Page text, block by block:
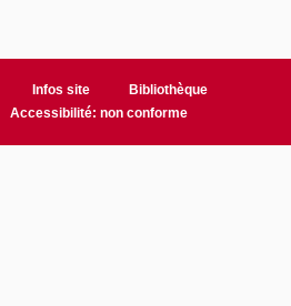
Infos site
Bibliothèque
Accessibilité: non conforme